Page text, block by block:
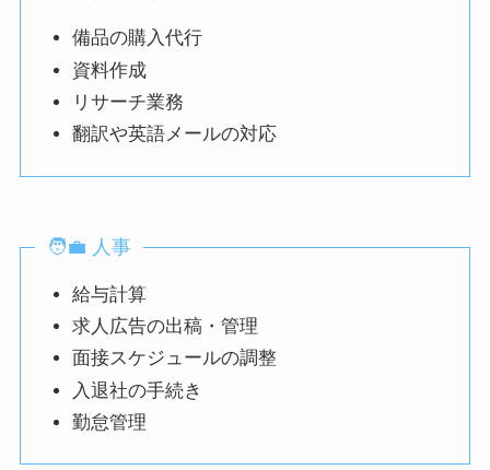
備品の購入代行
資料作成
リサーチ業務
翻訳や英語メールの対応
🧑‍💼 人事
給与計算
求人広告の出稿・管理
面接スケジュールの調整
入退社の手続き
勤怠管理